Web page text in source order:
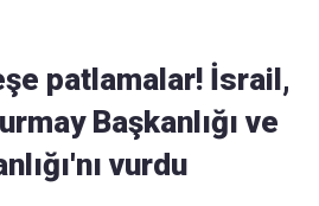
patlamalar! İsrail,
Başkanlığı ve
vurdu